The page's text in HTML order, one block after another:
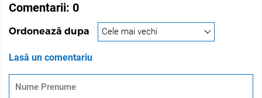
Comentarii: 0
Ordonează dupa
Lasă un comentariu